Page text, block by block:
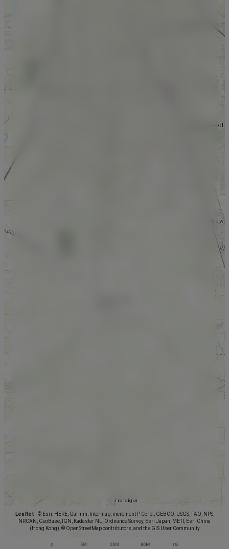
Leaflet
© Esri, HERE, Garmin, Intermap, increment P Corp., GEBCO, USGS, FAO, NPS,
NRCAN, GeoBase, IGN, Kadaster NL, Ordnance Survey, Esri Japan, METI, Esri China
(Hong Kong), © OpenStreetMap contributors, and the GIS User Community